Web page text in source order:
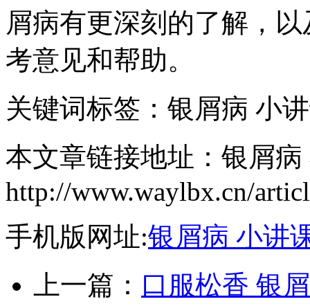
屑病有更深刻的了解，
考意见和帮助。
关键词标签：银屑病 小
本文章链接地址：银屑病
http://www.waylbx.cn/
手机版网址:银屑病 小讲
上一篇： 口服松香 银